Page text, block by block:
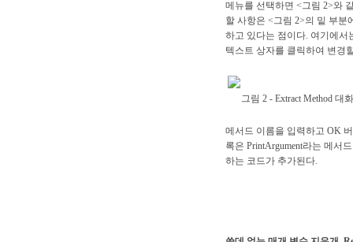
메뉴를 선택하면 <그림 2>와
할 사항은 <그림 2>의 밑 부분
하고 있다는 점이다. 여기에서
텍스트 상자를 클릭하여 변경
그림 2 - Extract Method 대
메서드 이름을 입력하고 OK
록은 PrintArgument라는 메서
하는 코드가 추가된다.